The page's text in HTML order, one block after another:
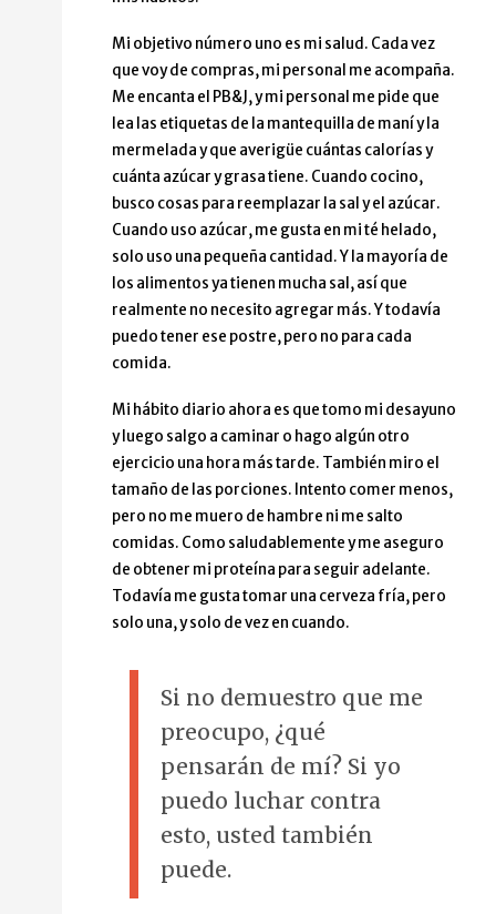
Mi objetivo número uno es mi salud. Cada vez
que voy de compras, mi personal me acompaña.
Me encanta el PB&J, y mi personal me pide que
lea las etiquetas de la mantequilla de maní y la
mermelada y que averigüe cuántas calorías y
cuánta azúcar y grasa tiene. Cuando cocino,
busco cosas para reemplazar la sal y el azúcar.
Cuando uso azúcar, me gusta en mi té helado,
solo uso una pequeña cantidad. Y la mayoría de
los alimentos ya tienen mucha sal, así que
realmente no necesito agregar más. Y todavía
puedo tener ese postre, pero no para cada
comida.
Mi hábito diario ahora es que tomo mi desayuno
y luego salgo a caminar o hago algún otro
ejercicio una hora más tarde. También miro el
tamaño de las porciones. Intento comer menos,
pero no me muero de hambre ni me salto
comidas. Como saludablemente y me aseguro
de obtener mi proteína para seguir adelante.
Todavía me gusta tomar una cerveza fría, pero
solo una, y solo de vez en cuando.
Si no demuestro que me
preocupo, ¿qué
pensarán de mí? Si yo
puedo luchar contra
esto, usted también
puede.